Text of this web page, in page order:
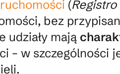
(
bez
udziały mają
– w szczególności